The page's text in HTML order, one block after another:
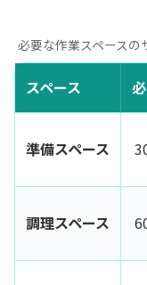
必要な作業スペースの
スペース
準備スペース
調理スペース